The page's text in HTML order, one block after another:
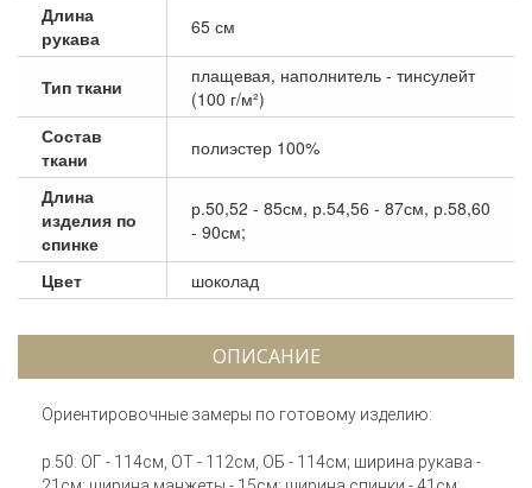
Длина
рукава
65 см
Тип ткани
плащевая, наполнитель - тинсулейт
(100 г/м²)
Состав
ткани
полиэстер 100%
Длина
изделия по
спинке
р.50,52 - 85см, р.54,56 - 87см, р.58,60
- 90см;
Цвет шоколад
ОПИСАНИЕ
Ориентировочные замеры по готовому изделию:
р.50: ОГ - 114см, ОТ - 112см, ОБ - 114см; ширина рукава -